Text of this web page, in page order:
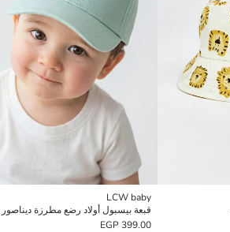
LCW baby
قبعة بيسبول أولاد رضع مطرزة ديناصور
399.00 EGP